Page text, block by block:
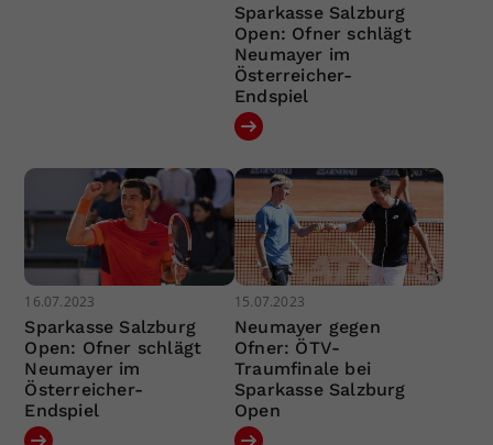
Sparkasse Salzburg
Open: Ofner schlägt
Neumayer im
Österreicher-
Endspiel
16.07.2023
Sparkasse Salzburg
Open: Ofner schlägt
Neumayer im
Österreicher-
Endspiel
15.07.2023
Neumayer gegen
Ofner: ÖTV-
Traumfinale bei
Sparkasse Salzburg
Open